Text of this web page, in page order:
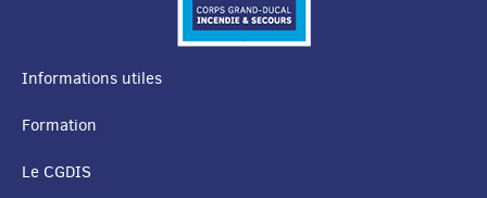
MENU
DE
Informations utiles
Formation
Le CGDIS